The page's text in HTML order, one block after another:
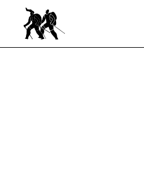
Skip to main content